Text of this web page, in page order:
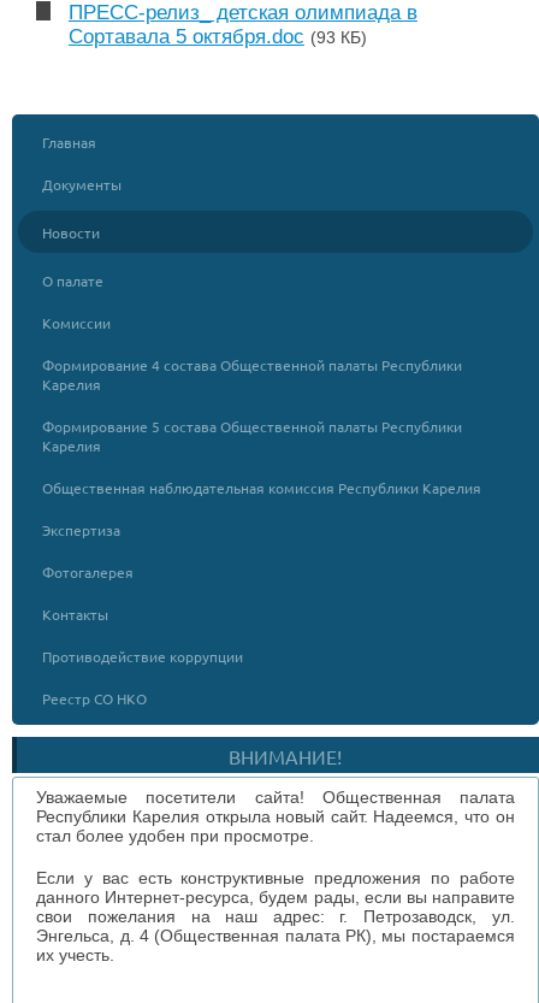
ПРЕСС-релиз_ детская олимпиада в
Сортавала 5 октября.doc (93 КБ)
Главная
Документы
Новости
О палате
Комиссии
Формирование 4 состава Общественной палаты Республики
Карелия
Формирование 5 состава Общественной палаты Республики
Карелия
Общественная наблюдательная комиссия Республики Карелия
Экспертиза
Фотогалерея
Контакты
Противодействие коррупции
Реестр СО НКО
ВНИМАНИЕ!
Уважаемые посетители сайта! Общественная палата
Республики Карелия открыла новый сайт. Надеемся, что он
стал более удобен при просмотре.
Если у вас есть конструктивные предложения по работе
данного Интернет-ресурса, будем рады, если вы направите
свои пожелания на наш адрес: г. Петрозаводск, ул.
Энгельса, д. 4 (Общественная палата РК), мы постараемся
их учесть.